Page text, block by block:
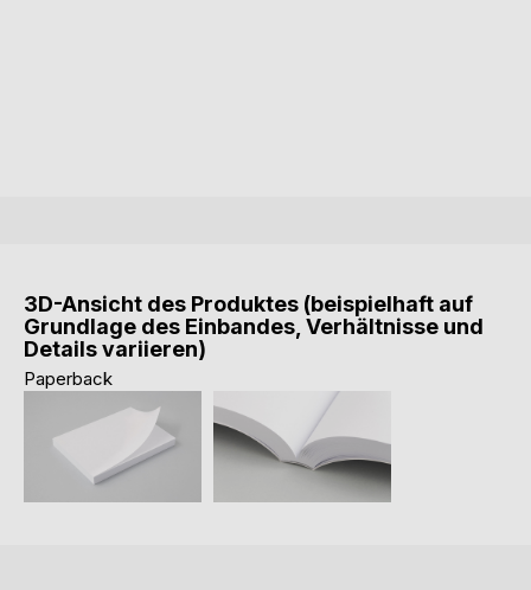
3D-Ansicht des Produktes (beispielhaft auf
Grundlage des Einbandes, Verhältnisse und
Details variieren)
Paperback